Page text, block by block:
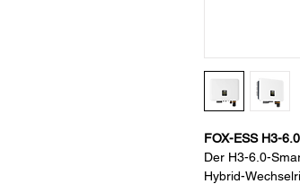
FOX-ESS H3-
Der H3-6.0-
Hybrid-